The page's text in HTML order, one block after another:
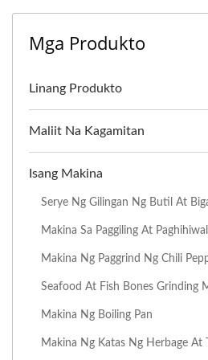
Mga Produkto
Linang Produkto
Maliit Na Kagamitan
Isang Makina
Serye Ng Gilingan Ng Butil At
Makina Sa Paggiling At
Makina Ng Paggrind Ng Chili
Seafood At Fish Bones Grinding
Makina Ng Boiling Pan
Makina Ng Katas Ng Herbage At